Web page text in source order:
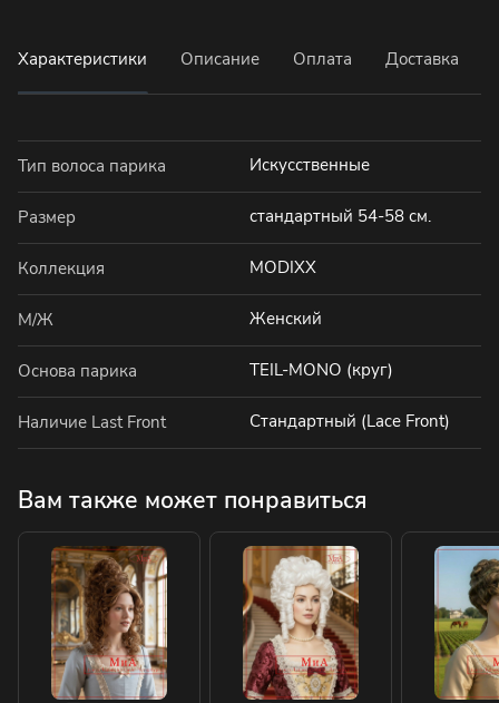
Характеристики Описание Оплата Доставка
Тип волоса парика Искусственные
Размер стандартный 54-58 см.
Коллекция MODIXX
М/Ж Женский
Основа парика TEIL-MONO (круг)
Наличие Last Front Стандартный (Lace Front)
Вам также может понравиться